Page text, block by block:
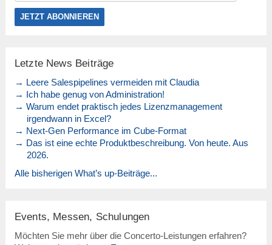
Letzte News Beiträge
→ Leere Salespipelines vermeiden mit Claudia
→ Ich habe genug von Administration!
→ Warum endet praktisch jedes Lizenzmanagement
irgendwann in Excel?
→ Next-Gen Performance im Cube-Format
→ Das ist eine echte Produktbeschreibung. Von heute. Aus
2026.
Alle bisherigen What’s up-Beiträge...
Events, Messen, Schulungen
Möchten Sie mehr über die Concerto-Leistungen erfahren?